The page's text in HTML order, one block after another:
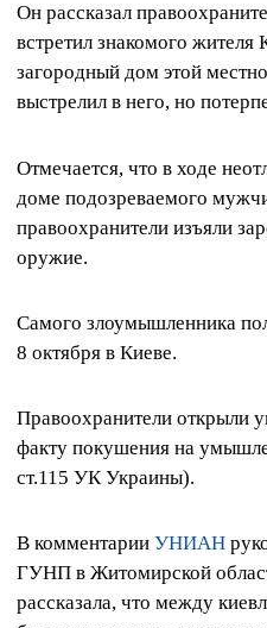
Он рассказал
встретил знакомого жителя
загородный дом этой
выстрелил в него, но
Отмечается, что в ходе
доме подозреваемого
правоохранители изъяли
оружие.
Самого злоумышленника
8 октября в Киеве.
Правоохранители открыли
факту покушения на
ст.115 УК Украины).
В комментарии УНИАН
ГУНП в Житомирской
рассказала, что между